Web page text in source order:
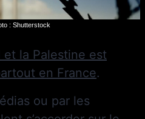
: Shutterstock
et la Palestine est
en France.
ou par les